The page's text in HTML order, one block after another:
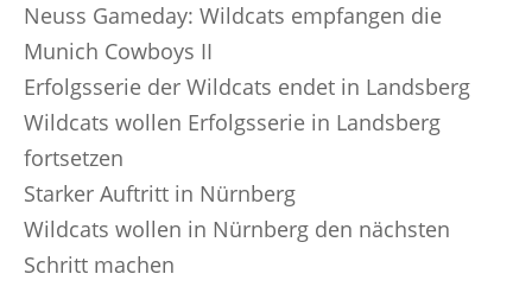
Neuss Gameday: Wildcats empfangen die
Munich Cowboys II
Erfolgsserie der Wildcats endet in Landsberg
Wildcats wollen Erfolgsserie in Landsberg
fortsetzen
Starker Auftritt in Nürnberg
Wildcats wollen in Nürnberg den nächsten
Schritt machen